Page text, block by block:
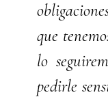
que
lo
pedirle